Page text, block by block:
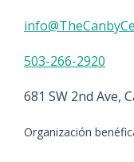
503-266-2920
681 SW 2nd Ave,
Organización